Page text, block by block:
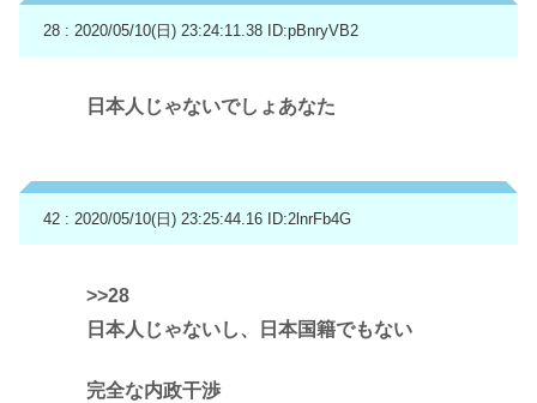
28 : 2020/05/10(日) 23:24:11.38 ID:pBnryVB2
日本人じゃないでしょあなた
42 : 2020/05/10(日) 23:25:44.16 ID:2lnrFb4G
>>28
日本人じゃないし、日本国籍でもない
完全な内政干渉